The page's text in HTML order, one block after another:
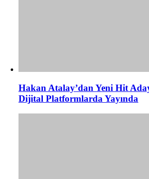
Hakan Atalay’dan Yeni Hit
Dijital Platformlarda Yayında